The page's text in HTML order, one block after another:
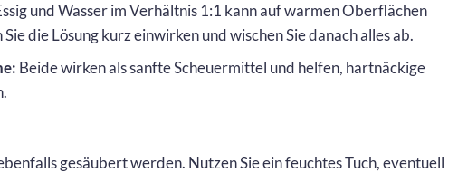
und Wasser im Verhältnis 1:1 kann auf warmen Oberflächen
die Lösung kurz einwirken und wischen Sie danach alles ab.
Beide wirken als sanfte Scheuermittel und helfen, hartnäckige
gesäubert werden. Nutzen Sie ein feuchtes Tuch, eventuell